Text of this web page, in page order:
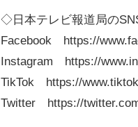
◇日本テレビ報道局の
Facebook https://
Instagram https://
TikTok https://
Twitter https://